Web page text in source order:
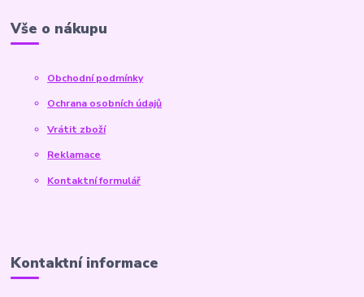
Vše o nákupu
Obchodní podmínky
Ochrana osobních údajů
Vrátit zboží
Reklamace
Kontaktní formulář
Kontaktní informace